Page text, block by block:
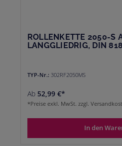
ROLLENKETTE 2050-S
LANGGLIEDRIG, DIN
TYP-Nr.: 302RF2050MS
Ab 52,99 €*
*Preise exkl. MwSt. zzgl.
In den